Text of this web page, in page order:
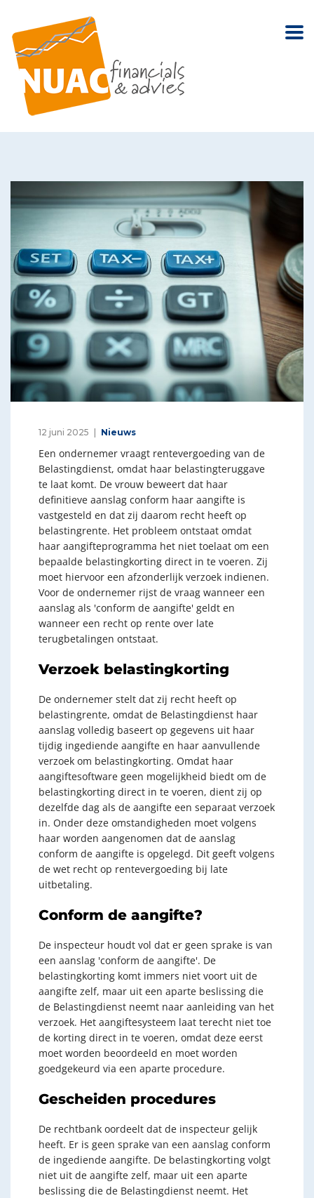
12 juni 2025 Nieuws
Een ondernemer vraagt rentevergoeding van de
Belastingdienst, omdat haar belastingteruggave
te laat komt. De vrouw beweert dat haar
definitieve aanslag conform haar aangifte is
vastgesteld en dat zij daarom recht heeft op
belastingrente. Het probleem ontstaat omdat
haar aangifteprogramma het niet toelaat om een
bepaalde belastingkorting direct in te voeren. Zij
moet hiervoor een afzonderlijk verzoek indienen.
Voor de ondernemer rijst de vraag wanneer een
aanslag als 'conform de aangifte' geldt en
wanneer een recht op rente over late
terugbetalingen ontstaat.
Verzoek belastingkorting
De ondernemer stelt dat zij recht heeft op
belastingrente, omdat de Belastingdienst haar
aanslag volledig baseert op gegevens uit haar
tijdig ingediende aangifte en haar aanvullende
verzoek om belastingkorting. Omdat haar
aangiftesoftware geen mogelijkheid biedt om de
belastingkorting direct in te voeren, dient zij op
dezelfde dag als de aangifte een separaat verzoek
in. Onder deze omstandigheden moet volgens
haar worden aangenomen dat de aanslag
conform de aangifte is opgelegd. Dit geeft volgens
de wet recht op rentevergoeding bij late
uitbetaling.
Conform de aangifte?
De inspecteur houdt vol dat er geen sprake is van
een aanslag 'conform de aangifte'. De
belastingkorting komt immers niet voort uit de
aangifte zelf, maar uit een aparte beslissing die
de Belastingdienst neemt naar aanleiding van het
verzoek. Het aangiftesysteem laat terecht niet toe
de korting direct in te voeren, omdat deze eerst
moet worden beoordeeld en moet worden
goedgekeurd via een aparte procedure.
Gescheiden procedures
De rechtbank oordeelt dat de inspecteur gelijk
heeft. Er is geen sprake van een aanslag conform
de ingediende aangifte. De belastingkorting volgt
niet uit de aangifte zelf, maar uit een aparte
beslissing die de Belastingdienst neemt. Het